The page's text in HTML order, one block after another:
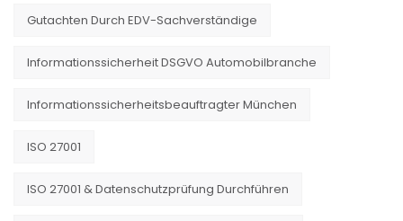
Gutachten Durch EDV-Sachverständige
Informationssicherheit DSGVO Automobilbranche
Informationssicherheitsbeauftragter München
ISO 27001
ISO 27001 & Datenschutzprüfung Durchführen